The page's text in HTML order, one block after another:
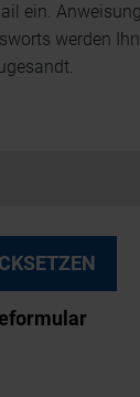
ein.
werden